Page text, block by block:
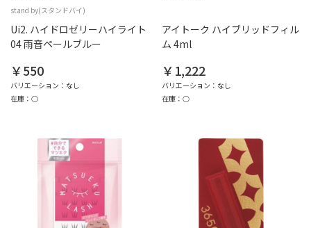
stand by(スタンドバイ)
Ui2. ハイドロゼリーハイライト
04 雨音ペールブルー
￥550
バリエーション：なし
在庫：○
アイトーク ハイブリッドフィル
ム 4ml
￥1,222
バリエーション：なし
在庫：○